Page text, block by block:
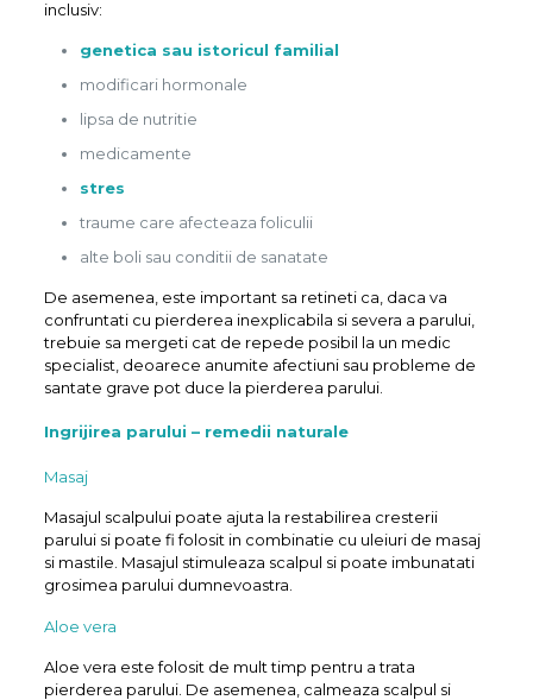
inclusiv:
genetica sau istoricul familial
modificari hormonale
lipsa de nutritie
medicamente
stres
traume care afecteaza foliculii
alte boli sau conditii de sanatate
De asemenea, este important sa retineti ca, daca va
confruntati cu pierderea inexplicabila si severa a parului,
trebuie sa mergeti cat de repede posibil la un medic
specialist, deoarece anumite afectiuni sau probleme de
santate grave pot duce la pierderea parului.
Ingrijirea parului – remedii naturale
Masaj
Masajul scalpului poate ajuta la restabilirea cresterii
parului si poate fi folosit in combinatie cu uleiuri de masaj
si mastile. Masajul stimuleaza scalpul si poate imbunatati
grosimea parului dumnevoastra.
Aloe vera
Aloe vera este folosit de mult timp pentru a trata
pierderea parului. De asemenea, calmeaza scalpul si